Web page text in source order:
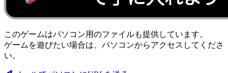
このゲームはパソコン用のファイルも提供しています。
ゲームを遊びたい場合は、パソコンからアクセスしてくださ
い。